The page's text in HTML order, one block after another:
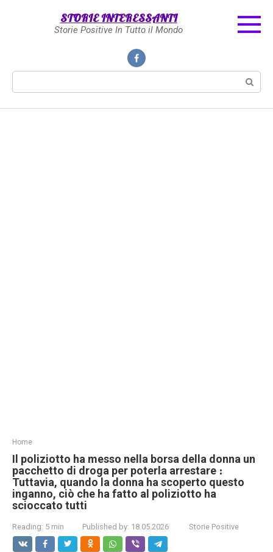
STORIE INTERESSANTI
Storie Positive In Tutto il Mondo
Home
Il poliziotto ha messo nella borsa della donna un
pacchetto di droga per poterla arrestare ։
Tuttavia, quando la donna ha scoperto questo
inganno, ciò che ha fatto al poliziotto ha
scioccato tutti
Reading: 5 min Published by: 18.05.2026 Storie Positive